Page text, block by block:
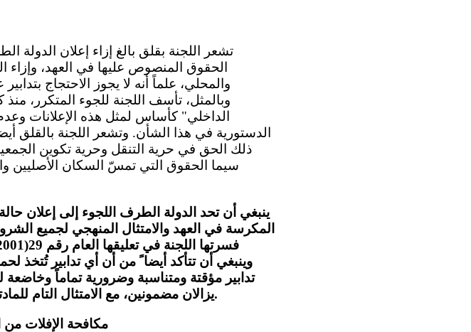
الحقوق المنصوص عليها في العهد،
والمحلي، علماً أنه لا يجوز الاحتجاج
الداخلي" كأساس لمثل هذه الإعلانات وعدم
الدستورية في هذا الشأن. وتشعر اللجنة بالقلق
ذلك الحق في حرية التنقل وحرية تكوين
سيما الحقوق التي تمسّ السكان الأصليين
ينبغي أن تحد الدولة الطرف اللجوء إلى إعلان
وينبغي أن تتأكد أيضا ً من أن أي تدابير
تدابير مؤقتة ومتناسبة وضرورية تماماً وخاضعة
يزالان مضمونين، مع الامتثال التام للمادتين 164 و165 من الدستور وأحكام المحكمة الدستورية.
مكافحة الإفلات